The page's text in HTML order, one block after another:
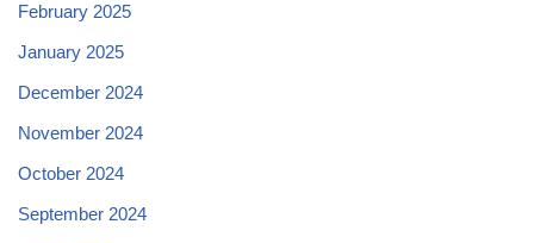
February 2025
January 2025
December 2024
November 2024
October 2024
September 2024